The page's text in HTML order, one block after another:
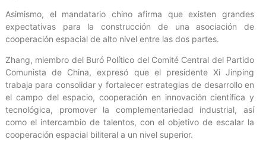
Asimismo, el mandatario chino afirma que existen grandes
expectativas para la construcción de una asociación de
cooperación espacial de alto nivel entre las dos partes.
Zhang, miembro del Buró Político del Comité Central del Partido
Comunista de China, expresó que el presidente Xi Jinping
trabaja para consolidar y fortalecer estrategias de desarrollo en
el campo del espacio, cooperación en innovación científica y
tecnológica, promover la complementariedad industrial, así
como el intercambio de talentos, con el objetivo de escalar la
cooperación espacial biliteral a un nivel superior.